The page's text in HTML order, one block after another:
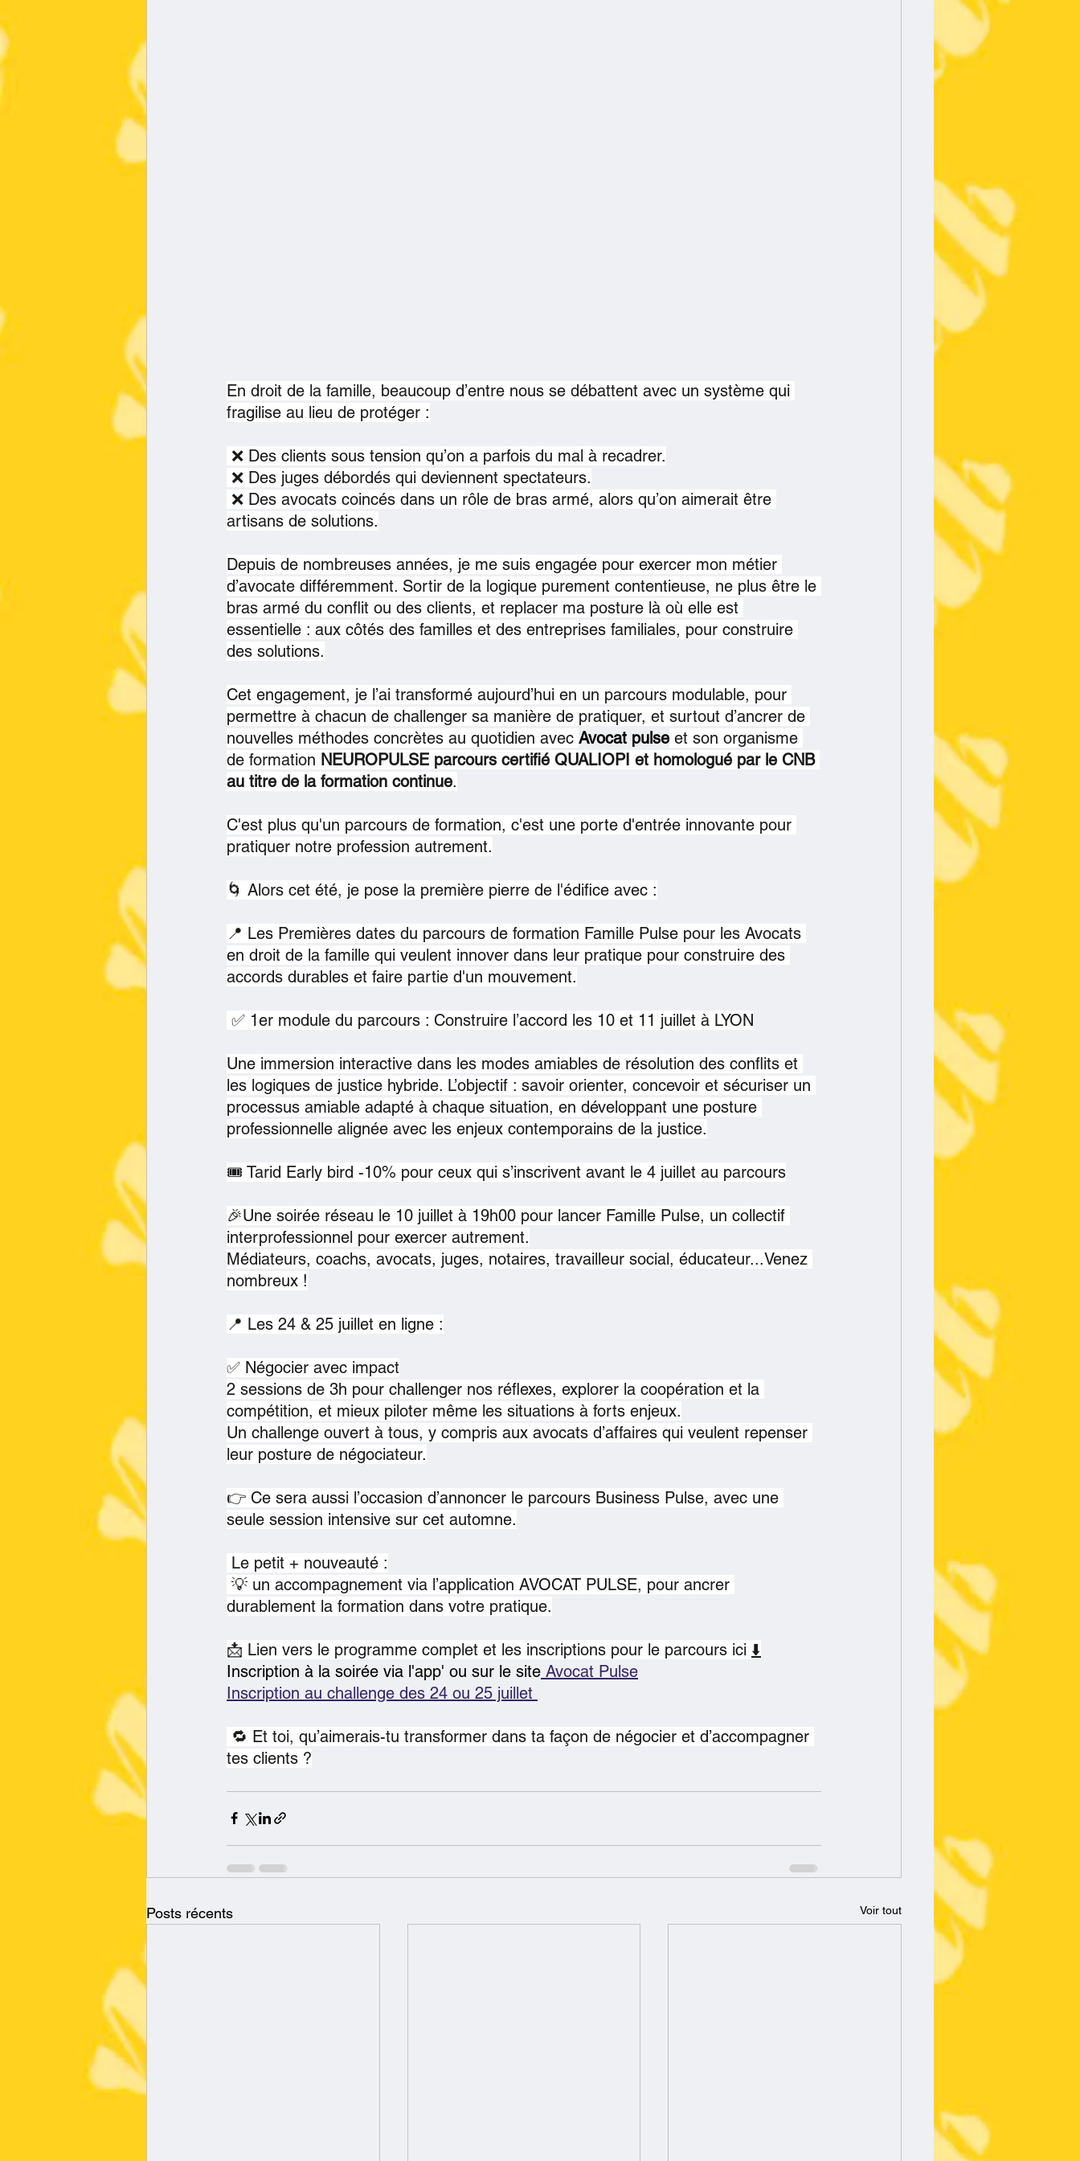
En droit de la famille, beaucoup d’entre nous se débattent avec un système qui
fragilise au lieu de protéger :
❌ Des clients sous tension qu’on a parfois du mal à recadrer.
❌ Des juges débordés qui deviennent spectateurs.
❌ Des avocats coincés dans un rôle de bras armé, alors qu’on aimerait être
artisans de solutions.
Depuis de nombreuses années, je me suis engagée pour exercer mon métier
d’avocate différemment. Sortir de la logique purement contentieuse, ne plus être le
bras armé du conflit ou des clients, et replacer ma posture là où elle est
essentielle : aux côtés des familles et des entreprises familiales, pour construire
des solutions.
Cet engagement, je l’ai transformé aujourd’hui en un parcours modulable, pour
permettre à chacun de challenger sa manière de pratiquer, et surtout d’ancrer de
nouvelles méthodes concrètes au quotidien avec Avocat pulse et son organisme
de formation NEUROPULSE parcours certifié QUALIOPI et homologué par le CNB
au titre de la formation continue.
C'est plus qu'un parcours de formation, c'est une porte d'entrée innovante pour
pratiquer notre profession autrement.
🌀 Alors cet été, je pose la première pierre de l'édifice avec :
📍 Les Premières dates du parcours de formation Famille Pulse pour les Avocats
en droit de la famille qui veulent innover dans leur pratique pour construire des
accords durables et faire partie d'un mouvement.
✅ 1er module du parcours : Construire l’accord les 10 et 11 juillet à LYON
Une immersion interactive dans les modes amiables de résolution des conflits et
les logiques de justice hybride. L’objectif : savoir orienter, concevoir et sécuriser un
processus amiable adapté à chaque situation, en développant une posture
professionnelle alignée avec les enjeux contemporains de la justice.
🎟️ Tarid Early bird -10% pour ceux qui s’inscrivent avant le 4 juillet au parcours
🎉Une soirée réseau le 10 juillet à 19h00 pour lancer Famille Pulse, un collectif
interprofessionnel pour exercer autrement.
Médiateurs, coachs, avocats, juges, notaires, travailleur social, éducateur...Venez
nombreux !
📍 Les 24 & 25 juillet en ligne :
✅ Négocier avec impact
2 sessions de 3h pour challenger nos réflexes, explorer la coopération et la
compétition, et mieux piloter même les situations à forts enjeux.
Un challenge ouvert à tous, y compris aux avocats d’affaires qui veulent repenser
leur posture de négociateur.
👉 Ce sera aussi l’occasion d’annoncer le parcours Business Pulse, avec une
seule session intensive sur cet automne.
Le petit + nouveauté :
💡 un accompagnement via l’application AVOCAT PULSE, pour ancrer
durablement la formation dans votre pratique.
📩 Lien vers le programme complet et les inscriptions pour le parcours ici ⬇️
Inscription à la soirée via l'app' ou sur le site Avocat Pulse
Inscription au challenge des 24 ou 25 juillet
🔁 Et toi, qu’aimerais-tu transformer dans ta façon de négocier et d’accompagner
tes clients ?
Posts récents Voir tout